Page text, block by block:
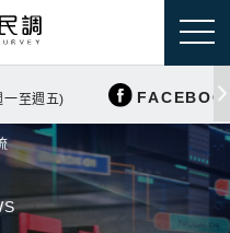
至週五)